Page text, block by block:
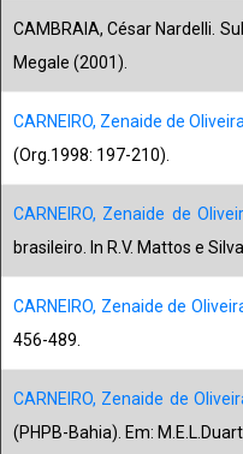
CAMBRAIA, César Nardelli.
Megale (2001).
CARNEIRO, Zenaide de
(Org.1998: 197-210).
CARNEIRO, Zenaide de
brasileiro. In R.V. Mattos e
CARNEIRO, Zenaide de
456-489.
CARNEIRO, Zenaide de
(PHPB-Bahia). Em: